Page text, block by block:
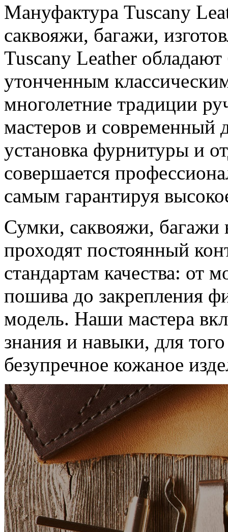
Мануфактура Tuscany
саквояжи, багажи,
Tuscany Leather
утонченным
многолетние традиции
мастеров и
установка фурнитуры и
совершается
самым гарантируя
Сумки, саквояжи, багажи
проходят постоянный
стандартам качества: от
пошива до закрепления
модель. Наши мастера
знания и навыки, для
безупречное кожаное